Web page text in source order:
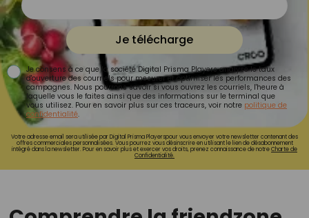
Je télécharge
Je consens à ce que la société Digital Prisma Players analyse le taux
d'ouverture des courriels pour mesurer et optimiser les performances des
campagnes. Nous pourrons savoir si vous ouvrez les courriels, l'heure à
laquelle vous le faites ainsi que des informations sur le terminal que
vous utilisez. Pour en savoir plus sur ces traceurs, voir notre politique de
confidentialité.
Votre adresse email sera utilisée par Digital Prisma Playerspour vous envoyer votre newsletter contenant des
offres commerciales personnalisées. Vous pourrez vous désinscrire en utilisant le lien de désabonnement
intégré dans la newsletter. Pour en savoir plus et exercer vos droits, prenez connaissance de notreCharte de
Confidentialité.